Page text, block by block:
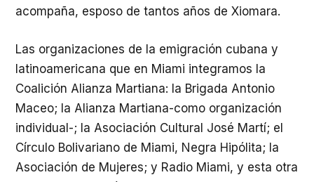
acompaña, esposo de tantos años de Xiomara.
Las organizaciones de la emigración cubana y
latinoamericana que en Miami integramos la
Coalición Alianza Martiana: la Brigada Antonio
Maceo; la Alianza Martiana-como organización
individual-; la Asociación Cultural José Martí; el
Círculo Bolivariano de Miami, Negra Hipólita; la
Asociación de Mujeres; y Radio Miami, y esta otra